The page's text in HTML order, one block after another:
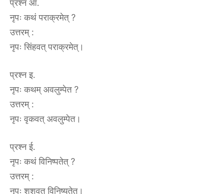
प्रश्न आ.
नृपः कथं पराक्रमेत् ?
उत्तरम् :
नृपः सिंहवत् पराक्रमेत्।
प्रश्न इ.
नृपः कथम् अवलुम्पेत ?
उत्तरम् :
नृपः वृकवत् अवलुम्पेत।
प्रश्न ई.
नृपः कथं विनिष्पतेत् ?
उत्तरम् :
नृपः शशवत् विनिष्यतेत्।